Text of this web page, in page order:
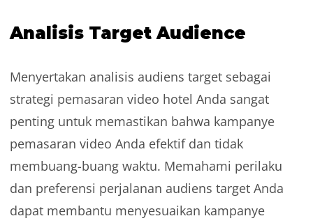
Analisis Target Audience
Menyertakan analisis audiens target sebagai
strategi pemasaran video hotel Anda sangat
penting untuk memastikan bahwa kampanye
pemasaran video Anda efektif dan tidak
membuang-buang waktu. Memahami perilaku
dan preferensi perjalanan audiens target Anda
dapat membantu menyesuaikan kampanye